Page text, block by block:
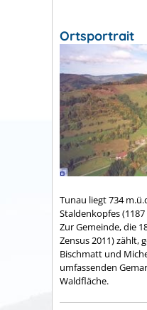
Ortsportrait
Tunau liegt 734
Staldenkopfes (1187
Zur Gemeinde, die
Zensus 2011) zählt,
Bischmatt und
umfassenden
Waldfläche.